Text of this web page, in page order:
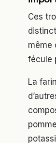
Ces
même
fécule
La